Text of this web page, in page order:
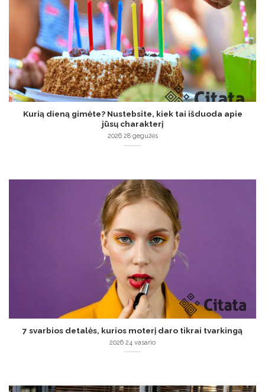
Kurią dieną gimėte? Nustebsite, kiek tai išduoda apie
jūsų charakterį
2026 28 gegužės
7 svarbios detalės, kurios moterį daro tikrai tvarkingą
2026 24 vasario